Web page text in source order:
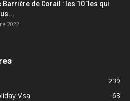
Barrière de Corail : les 10 îles qui
2022
239
Visa
63